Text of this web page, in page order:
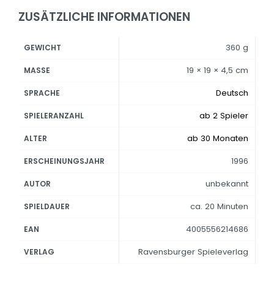
ZUSÄTZLICHE INFORMATIONEN
GEWICHT 360 g
MASSE 19 × 19 × 4,5 cm
SPRACHE Deutsch
SPIELERANZAHL ab 2 Spieler
ALTER ab 30 Monaten
ERSCHEINUNGSJAHR 1996
AUTOR unbekannt
SPIELDAUER ca. 20 Minuten
EAN 4005556214686
VERLAG Ravensburger Spieleverlag